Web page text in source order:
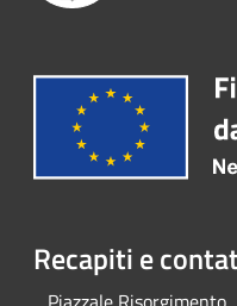
Recapiti e